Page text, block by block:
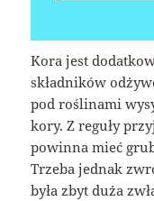
Kora jest
składników
pod roślinami
kory. Z reguły
powinna mieć
Trzeba jednak
była zbyt duża